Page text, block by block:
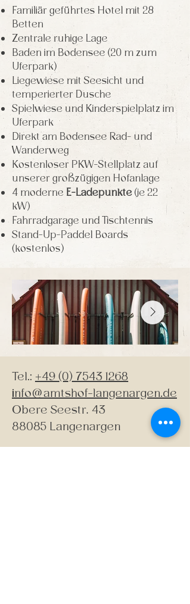
Familiär geführtes Hotel mit 28
Betten
Zentrale ruhige Lage
Baden im Bodensee (20 m zum
Uferpark)
Liegewiese mit Seesicht und
temperierter Dusche
Spielwiese und Kinderspielplatz im
Uferpark
Direkt am Bodensee Rad- und
Wanderweg
Kostenloser PKW-Stellplatz auf
unserer großzügigen Hofanlage
4 moderne E-Ladepunkte(je 22
kW)
Fahrradgarage und Tischtennis
Stand-Up-Paddel Boards
(kostenlos)
Tel.: +49 (0) 7543 1268
info@amtshof-langenargen.de
Obere Seestr. 43
88085 Langenargen